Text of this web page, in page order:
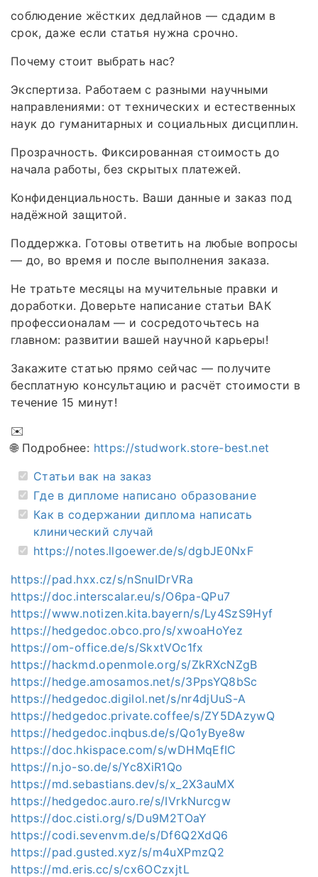
соблюдение жёстких дедлайнов — сдадим в
срок, даже если статья нужна срочно.
Почему стоит выбрать нас?
Экспертиза. Работаем с разными научными
направлениями: от технических и естественных
наук до гуманитарных и социальных дисциплин.
Прозрачность. Фиксированная стоимость до
начала работы, без скрытых платежей.
Конфиденциальность. Ваши данные и заказ под
надёжной защитой.
Поддержка. Готовы ответить на любые вопросы
— до, во время и после выполнения заказа.
Не тратьте месяцы на мучительные правки и
доработки. Доверьте написание статьи ВАК
профессионалам — и сосредоточьтесь на
главном: развитии вашей научной карьеры!
Закажите статью прямо сейчас — получите
бесплатную консультацию и расчёт стоимости в
течение 15 минут!
✉️
🌐 Подробнее: https://studwork.store-best.net
Статьи вак на заказ
Где в дипломе написано образование
Как в содержании диплома написать
клинический случай
https://notes.llgoewer.de/s/dgbJE0NxF
https://pad.hxx.cz/s/nSnuIDrVRa
https://doc.interscalar.eu/s/O6pa-QPu7
https://www.notizen.kita.bayern/s/Ly4SzS9Hyf
https://hedgedoc.obco.pro/s/xwoaHoYez
https://om-office.de/s/SkxtVOc1fx
https://hackmd.openmole.org/s/ZkRXcNZgB
https://hedge.amosamos.net/s/3PpsYQ8bSc
https://hedgedoc.digilol.net/s/nr4djUuS-A
https://hedgedoc.private.coffee/s/ZY5DAzywQ
https://hedgedoc.inqbus.de/s/Qo1yBye8w
https://doc.hkispace.com/s/wDHMqEfIC
https://n.jo-so.de/s/Yc8XiR1Qo
https://md.sebastians.dev/s/x_2X3auMX
https://hedgedoc.auro.re/s/IVrkNurcgw
https://doc.cisti.org/s/Du9M2TOaY
https://codi.sevenvm.de/s/Df6Q2XdQ6
https://pad.gusted.xyz/s/m4uXPmzQ2
https://md.eris.cc/s/cx6OCzxjtL